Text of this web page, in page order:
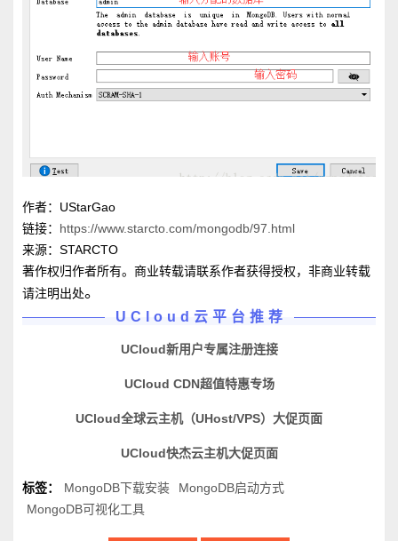
作者：UStarGao
链接： https://www.starcto.com/mongodb/97.html
来源：STARCTO
著作权归作者所有。商业转载请联系作者获得授权，非商业转载
请注明出处。
UCloud云平台推荐
UCloud新用户专属注册连接
UCloud CDN超值特惠专场
UCloud全球云主机（UHost/VPS）大促页面
UCloud快杰云主机大促页面
标签： MongoDB下载安装
MongoDB启动方式
MongoDB可视化工具